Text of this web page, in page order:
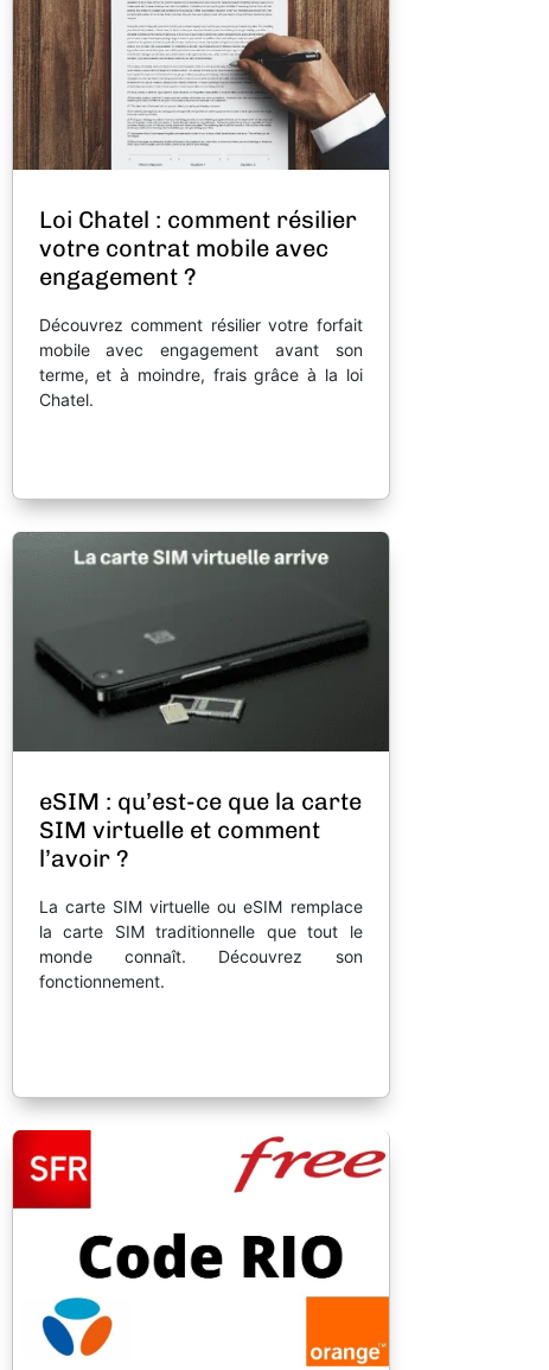
Loi Chatel : comment résilier
votre contrat mobile avec
engagement ?
Découvrez comment résilier votre forfait
mobile avec engagement avant son
terme, et à moindre, frais grâce à la loi
Chatel.
eSIM : qu’est-ce que la carte
SIM virtuelle et comment
l’avoir ?
La carte SIM virtuelle ou eSIM remplace
la carte SIM traditionnelle que tout le
monde connaît. Découvrez son
fonctionnement.